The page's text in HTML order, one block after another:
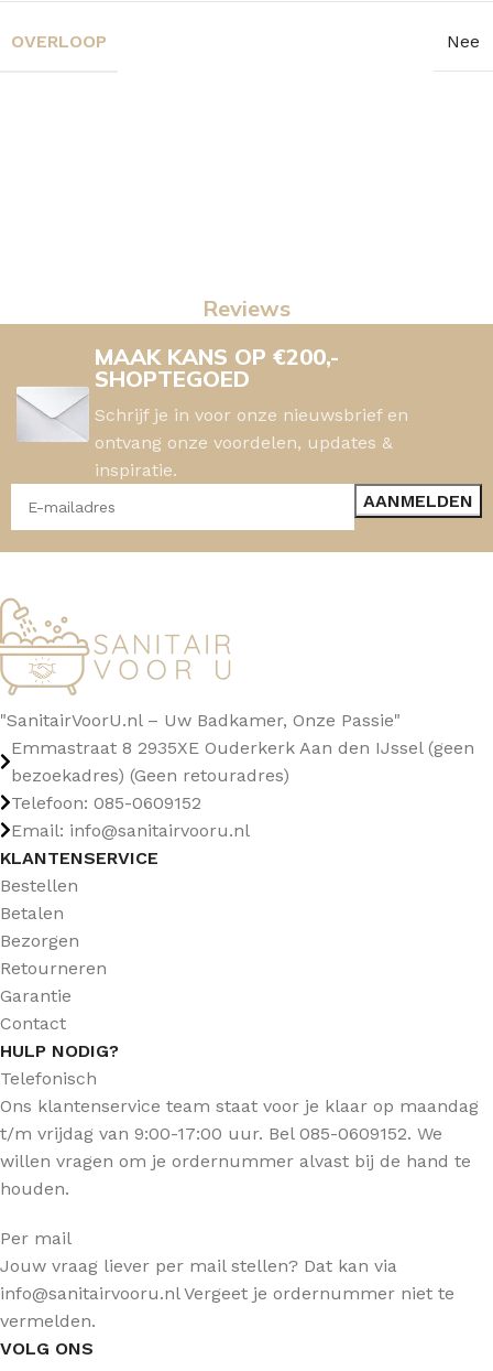
OVERLOOP Nee
Reviews
MAAK KANS OP €200,-
SHOPTEGOED
Schrijf je in voor onze nieuwsbrief en
ontvang onze voordelen, updates &
inspiratie.
"SanitairVoorU.nl – Uw Badkamer, Onze Passie"
Emmastraat 8 2935XE Ouderkerk Aan den IJssel (geen
bezoekadres) (Geen retouradres)
Telefoon: 085-0609152
Email: info@sanitairvooru.nl
KLANTENSERVICE
Bestellen
Betalen
Bezorgen
Retourneren
Garantie
Contact
HULP NODIG?
Telefonisch
Ons klantenservice team staat voor je klaar op maandag
t/m vrijdag van 9:00-17:00 uur. Bel 085-0609152. We
willen vragen om je ordernummer alvast bij de hand te
houden.
Per mail
Jouw vraag liever per mail stellen? Dat kan via
info@sanitairvooru.nl Vergeet je ordernummer niet te
vermelden.
VOLG ONS